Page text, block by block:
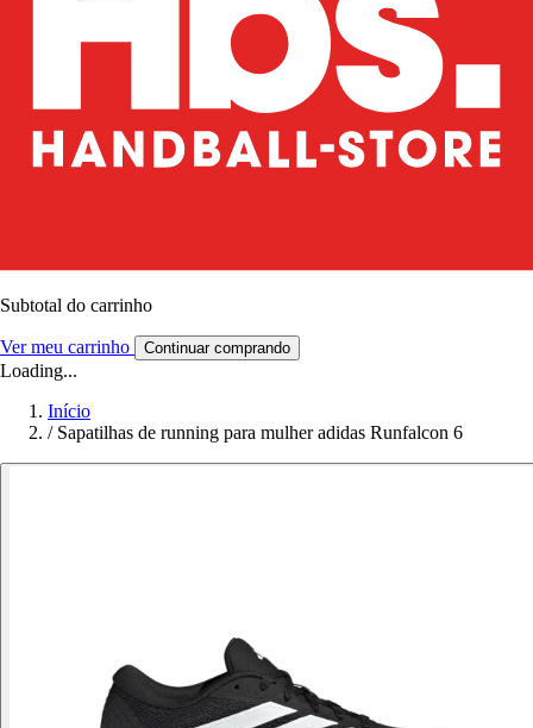
Subtotal do carrinho
Ver meu carrinho Continuar comprando
Loading...
Início
/ Sapatilhas de running para mulher adidas Runfalcon 6